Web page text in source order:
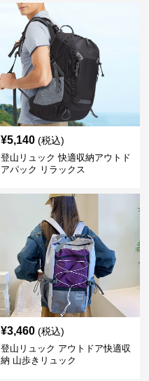
¥5,140 (税込)
登山リュック 快適収納アウトド
アパック リラックス
¥3,460 (税込)
登山リュック アウトドア快適収
納 山歩きリュック